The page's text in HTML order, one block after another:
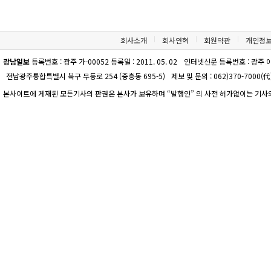
회사소개 회사연혁 회원약관 개인정
광남일보 등록번호 : 광주 가-00052 등록일 : 2011. 05. 02
인터넷신문 등록번호 : 광
전남광주통합특별시 북구 무등로 254 (중흥동 695-5)
제보 및 문의 : 062)370-7000(
본사이트에 게재된 모든기사의 판권은 본사가 보유하며 “발행인” 의 사전 허가없이는 기